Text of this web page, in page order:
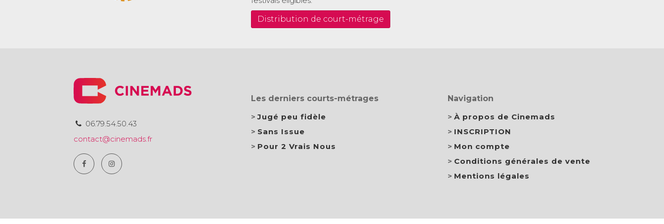
Distribution de court-métrage
06.79.54.50.43
contact@cinemads.fr
Les derniers courts-métrages
Jugé peu fidèle
Sans Issue
Pour 2 Vrais Nous
Navigation
À propos de Cinemads
INSCRIPTION
Mon compte
Conditions générales de vente
Mentions légales